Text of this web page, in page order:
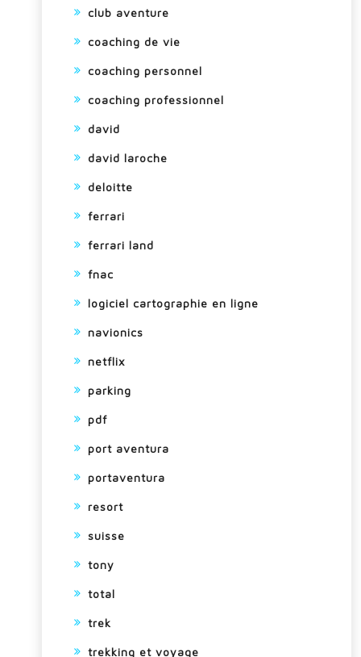
club aventure
coaching de vie
coaching personnel
coaching professionnel
david
david laroche
deloitte
ferrari
ferrari land
fnac
logiciel cartographie en ligne
navionics
netflix
parking
pdf
port aventura
portaventura
resort
suisse
tony
total
trek
trekking et voyage